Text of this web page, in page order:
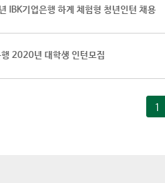
IBK기업은행 하계 체험형 청년인턴 채용
2020년 대학생 인턴모집
1